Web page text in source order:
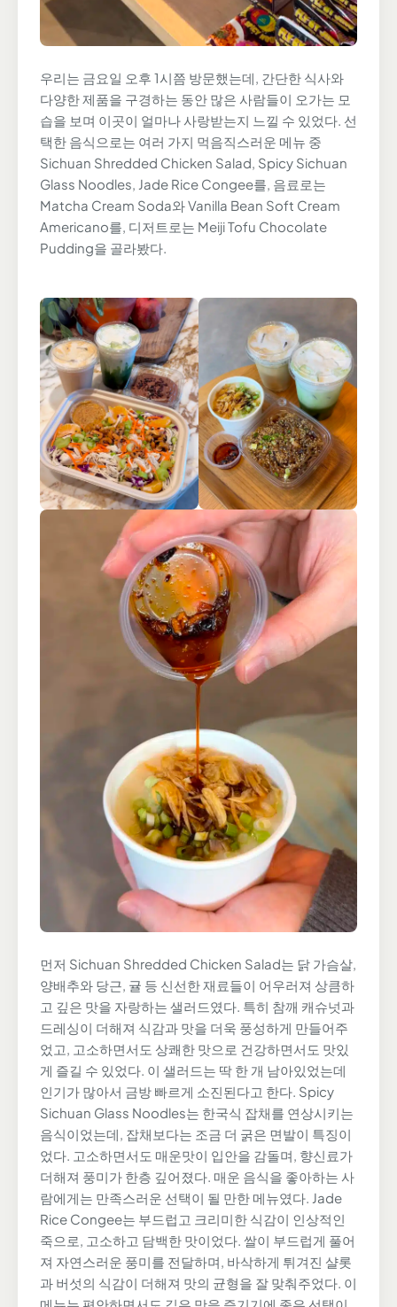
우리는 금요일 오후 1시쯤 방문했는데, 간단한 식사와
다양한 제품을 구경하는 동안 많은 사람들이 오가는 모
습을 보며 이곳이 얼마나 사랑받는지 느낄 수 있었다. 선
택한 음식으로는 여러 가지 먹음직스러운 메뉴 중
Sichuan Shredded Chicken Salad, Spicy Sichuan
Glass Noodles, Jade Rice Congee를, 음료로는
Matcha Cream Soda와 Vanilla Bean Soft Cream
Americano를, 디저트로는 Meiji Tofu Chocolate
Pudding을 골라봤다.
먼저 Sichuan Shredded Chicken Salad는 닭 가슴살,
양배추와 당근, 귤 등 신선한 재료들이 어우러져 상큼하
고 깊은 맛을 자랑하는 샐러드였다. 특히 참깨 캐슈넛과
드레싱이 더해져 식감과 맛을 더욱 풍성하게 만들어주
었고, 고소하면서도 상쾌한 맛으로 건강하면서도 맛있
게 즐길 수 있었다. 이 샐러드는 딱 한 개 남아있었는데
인기가 많아서 금방 빠르게 소진된다고 한다. Spicy
Sichuan Glass Noodles는 한국식 잡채를 연상시키는
음식이었는데, 잡채보다는 조금 더 굵은 면발이 특징이
었다. 고소하면서도 매운맛이 입안을 감돌며, 향신료가
더해져 풍미가 한층 깊어졌다. 매운 음식을 좋아하는 사
람에게는 만족스러운 선택이 될 만한 메뉴였다. Jade
Rice Congee는 부드럽고 크리미한 식감이 인상적인
죽으로, 고소하고 담백한 맛이었다. 쌀이 부드럽게 풀어
져 자연스러운 풍미를 전달하며, 바삭하게 튀겨진 샬롯
과 버섯의 식감이 더해져 맛의 균형을 잘 맞춰주었다. 이